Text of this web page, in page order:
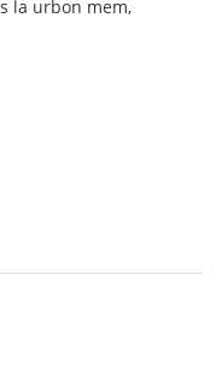
la urbon mem,